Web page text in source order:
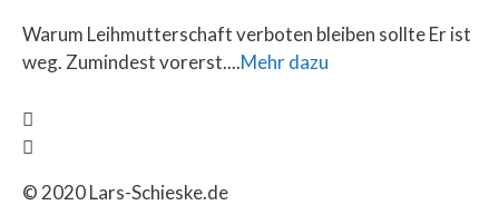
Warum Leihmutterschaft verboten bleiben sollte Er ist
weg. Zumindest vorerst....Mehr dazu
© 2020 Lars-Schieske.de